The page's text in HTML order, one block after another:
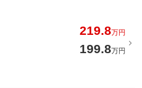
219.8万円
199.8万円